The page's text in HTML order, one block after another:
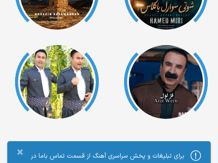
×
برای تبلیغات و پخش سراسری آهنگ از قسمت تماس باما در